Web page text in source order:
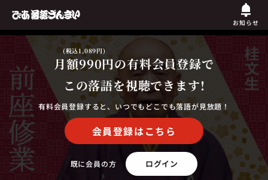
お知らせ
月額990円
(税込1,089円)
の有料会員登録で
この落語を視聴できます!
有料会員登録すると、いつでもどこでも落語が見放題！
会員登録はこちら
既に会員の方 ログイン